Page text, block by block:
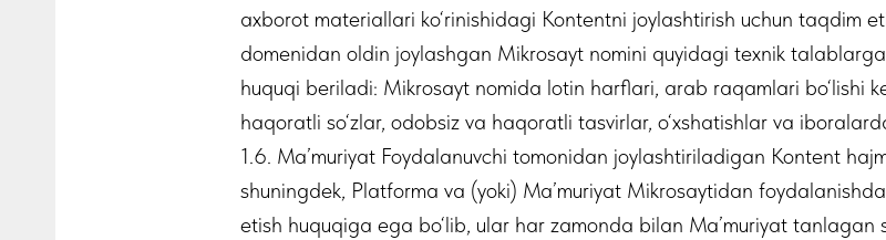
axborot materiallari ko‘rinishidagi Kontentni joylashtirish uchun taqdim
domenidan oldin joylashgan Mikrosayt nomini quyidagi texnik
huquqi beriladi: Mikrosayt nomida lotin harflari, arab raqamlari bo‘lishi
haqoratli so‘zlar, odobsiz va haqoratli tasvirlar, o‘xshatishlar va
1.6. Ma’muriyat Foydalanuvchi tomonidan joylashtiriladigan Kontent
shuningdek, Platforma va (yoki) Ma’muriyat Mikrosaytidan
etish huquqiga ega bo‘lib, ular har zamonda bilan Ma’muriyat tanlagan